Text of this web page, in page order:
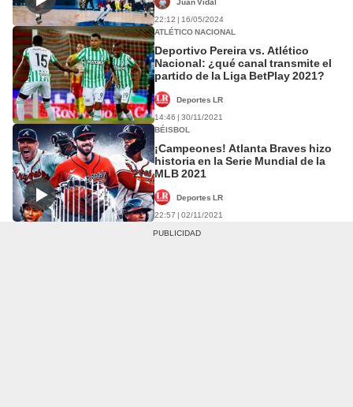
Juan Vidal
22:12 | 16/05/2024
ATLÉTICO NACIONAL
Deportivo Pereira vs. Atlético
Nacional: ¿qué canal transmite el
partido de la Liga BetPlay 2021?
Deportes LR
14:46 | 30/11/2021
BÉISBOL
¡Campeones! Atlanta Braves hizo
historia en la Serie Mundial de la
MLB 2021
Deportes LR
22:57 | 02/11/2021